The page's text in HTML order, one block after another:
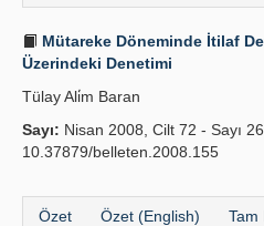
Mütareke Döneminde İtilaf
Üzerindeki Denetimi
Tülay Ali̇m Baran
Sayı: Nisan 2008, Cilt 72 - Sayı
10.37879/belleten.2008.155
Özet Özet (English) Tam